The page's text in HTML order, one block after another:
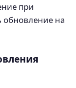
при
обновление на